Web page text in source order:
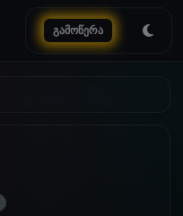
გამოწერა